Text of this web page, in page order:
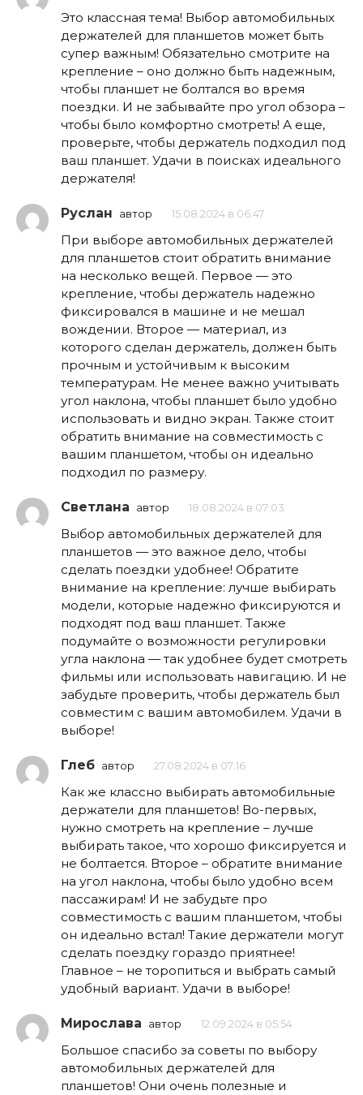
Это классная тема! Выбор автомобильных
держателей для планшетов может быть
супер важным! Обязательно смотрите на
крепление – оно должно быть надежным,
чтобы планшет не болтался во время
поездки. И не забывайте про угол обзора –
чтобы было комфортно смотреть! А еще,
проверьте, чтобы держатель подходил под
ваш планшет. Удачи в поисках идеального
держателя!
Руслан автор 15.08.2024 в 06:47
При выборе автомобильных держателей
для планшетов стоит обратить внимание
на несколько вещей. Первое — это
крепление, чтобы держатель надежно
фиксировался в машине и не мешал
вождении. Второе — материал, из
которого сделан держатель, должен быть
прочным и устойчивым к высоким
температурам. Не менее важно учитывать
угол наклона, чтобы планшет было удобно
использовать и видно экран. Также стоит
обратить внимание на совместимость с
вашим планшетом, чтобы он идеально
подходил по размеру.
Светлана автор 18.08.2024 в 07:03
Выбор автомобильных держателей для
планшетов — это важное дело, чтобы
сделать поездки удобнее! Обратите
внимание на крепление: лучше выбирать
модели, которые надежно фиксируются и
подходят под ваш планшет. Также
подумайте о возможности регулировки
угла наклона — так удобнее будет смотреть
фильмы или использовать навигацию. И не
забудьте проверить, чтобы держатель был
совместим с вашим автомобилем. Удачи в
выборе!
Глеб автор 27.08.2024 в 07:16
Как же классно выбирать автомобильные
держатели для планшетов! Во-первых,
нужно смотреть на крепление – лучше
выбирать такое, что хорошо фиксируется и
не болтается. Второе – обратите внимание
на угол наклона, чтобы было удобно всем
пассажирам! И не забудьте про
совместимость с вашим планшетом, чтобы
он идеально встал! Такие держатели могут
сделать поездку гораздо приятнее!
Главное – не торопиться и выбрать самый
удобный вариант. Удачи в выборе!
Мирослава автор 12.09.2024 в 05:54
Большое спасибо за советы по выбору
автомобильных держателей для
планшетов! Они очень полезные и